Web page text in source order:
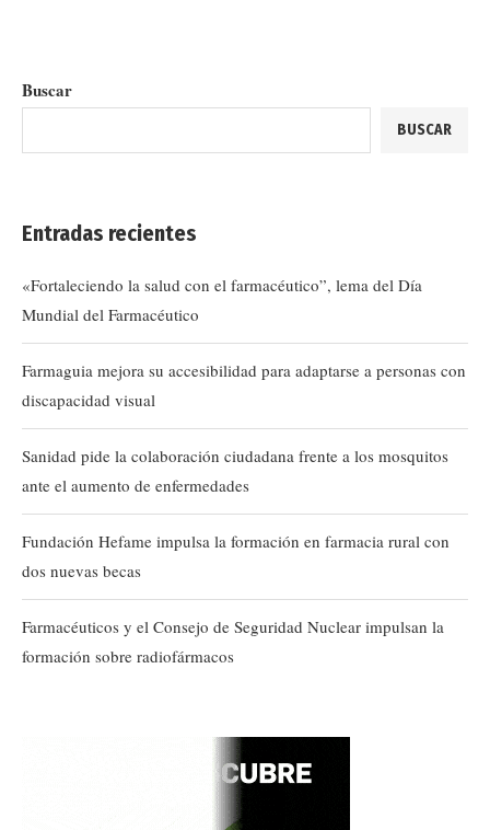
Buscar
BUSCAR
Entradas recientes
«Fortaleciendo la salud con el farmacéutico”, lema del Día
Mundial del Farmacéutico
Farmaguia mejora su accesibilidad para adaptarse a personas con
discapacidad visual
Sanidad pide la colaboración ciudadana frente a los mosquitos
ante el aumento de enfermedades
Fundación Hefame impulsa la formación en farmacia rural con
dos nuevas becas
Farmacéuticos y el Consejo de Seguridad Nuclear impulsan la
formación sobre radiofármacos